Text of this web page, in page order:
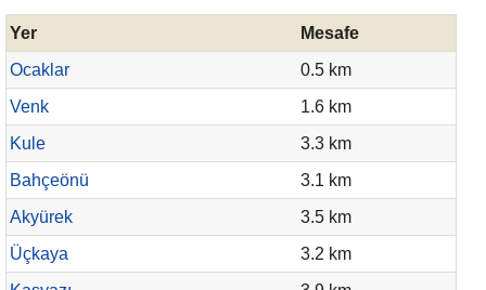
Yer
Mesafe
Ocaklar
0.5 km
Venk
1.6 km
Kule
3.3 km
Bahçeönü
3.1 km
Akyürek
3.5 km
Üçkaya
3.2 km